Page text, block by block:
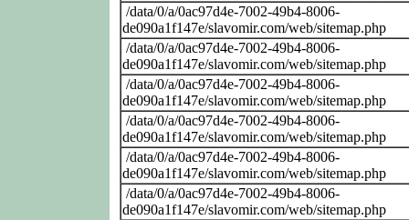
/data/0/a/0ac97d4e-7002-49b4-8006-
de090a1f147e/slavomir.com/web/sitemap.php
/data/0/a/0ac97d4e-7002-49b4-8006-
de090a1f147e/slavomir.com/web/sitemap.php
/data/0/a/0ac97d4e-7002-49b4-8006-
de090a1f147e/slavomir.com/web/sitemap.php
/data/0/a/0ac97d4e-7002-49b4-8006-
de090a1f147e/slavomir.com/web/sitemap.php
/data/0/a/0ac97d4e-7002-49b4-8006-
de090a1f147e/slavomir.com/web/sitemap.php
/data/0/a/0ac97d4e-7002-49b4-8006-
de090a1f147e/slavomir.com/web/sitemap.php